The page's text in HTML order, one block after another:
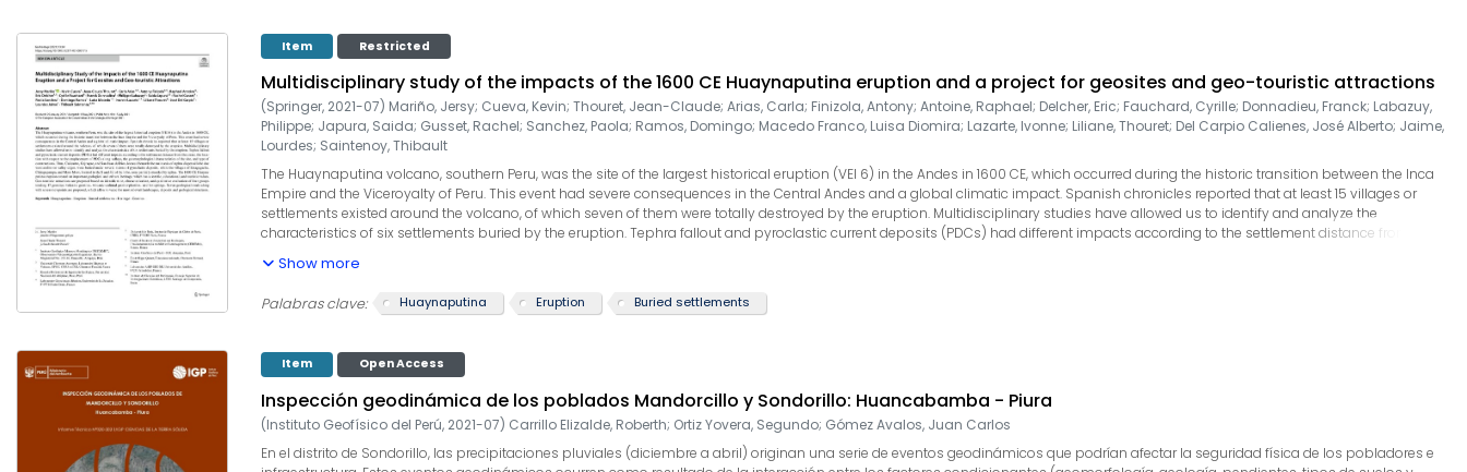
Item Restricted
Multidisciplinary study of the impacts of the 1600 CE Huaynaputina eruption and a project for geosites and geo-touristic attractions
(Springer, 2021-07) Mariño, Jersy; Cueva, Kevin; Thouret, Jean-Claude; Arias, Carla; Finizola, Antony; Antoine, Raphael; Delcher, Eric; Fauchard, Cyrille; Donnadieu, Franck; Labazuy,
Philippe; Japura, Saida; Gusset, Rachel; Sanchez, Paola; Ramos, Domingo; Macedo Franco, Luisa Diomira; Lazarte, Ivonne; Liliane, Thouret; Del Carpio Calienes, José Alberto; Jaime,
Lourdes; Saintenoy, Thibault
The Huaynaputina volcano, southern Peru, was the site of the largest historical eruption (VEI 6) in the Andes in 1600 CE, which occurred during the historic transition between the Inca
Empire and the Viceroyalty of Peru. This event had severe consequences in the Central Andes and a global climatic impact. Spanish chronicles reported that at least 15 villages or
settlements existed around the volcano, of which seven of them were totally destroyed by the eruption. Multidisciplinary studies have allowed us to identify and analyze the
characteristics of six settlements buried by the eruption. Tephra fallout and pyroclastic current deposits (PDCs) had different impacts according to the settlement distance from the
San Juan de Dios, located beneath the main axis of tephra dispersal lobe due west and/or on valley edges, were buried under several meters of pyroclastic deposits, while the villages
of Estagagache, Chimpapampa, and Moro Moro, located to the S and SE of the lobe, were partially mantled by tephra. The 1600 CE Huaynaputina eruption created an important
geological and cultural heritage, which has scientific, educational, and touristic values. Geo-touristic attractions are proposed based on identification, characterization, and qualitative
proposed, which allow to value the most relevant landscapes, deposits and geological structures.
Show more
Palabras clave: Huaynaputina Eruption Buried settlements
Item Open Access
Inspección geodinámica de los poblados Mandorcillo y Sondorillo: Huancabamba - Piura
(Instituto Geofísico del Perú, 2021-07) Carrillo Elizalde, Roberth; Ortiz Yovera, Segundo; Gómez Avalos, Juan Carlos
En el distrito de Sondorillo, las precipitaciones pluviales (diciembre a abril) originan una serie de eventos geodinámicos que podrían afectar la seguridad física de los pobladores e